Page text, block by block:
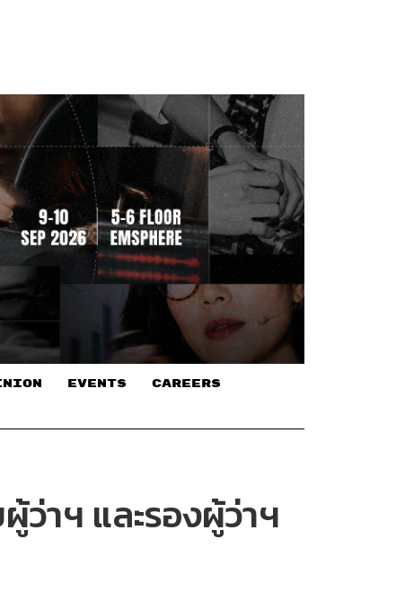
EVENTS CAREERS
าฯ และรองผู้ว่าฯ